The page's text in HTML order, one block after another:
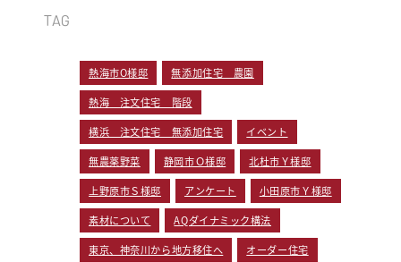
TAG
熱海市O様邸 無添加住宅 農園
熱海 注文住宅 階段
横浜 注文住宅 無添加住宅 イベント
無農薬野菜 静岡市Ｏ様邸 北杜市Ｙ様邸
上野原市Ｓ様邸 アンケート 小田原市Ｙ様邸
素材について AQダイナミック構法
東京、神奈川から地方移住へ オーダー住宅